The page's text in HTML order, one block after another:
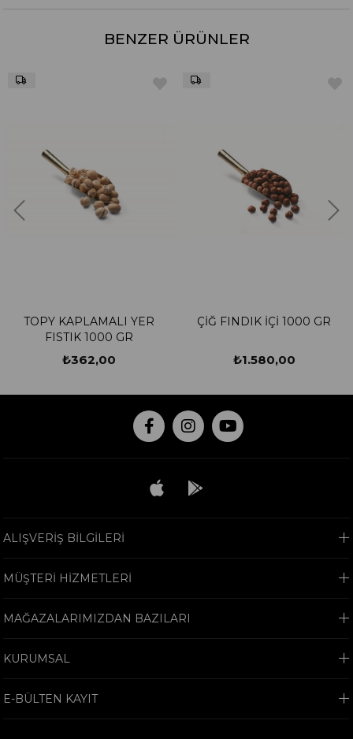
BENZER ÜRÜNLER
TOPY KAPLAMALI YER
FISTIK 1000 GR
₺362,00
ÇİĞ FINDIK İÇİ 1000 GR
₺1.580,00
ALIŞVERİŞ BİLGİLERİ
MÜŞTERİ HİZMETLERİ
MAĞAZALARIMIZDAN BAZILARI
KURUMSAL
E-BÜLTEN KAYIT